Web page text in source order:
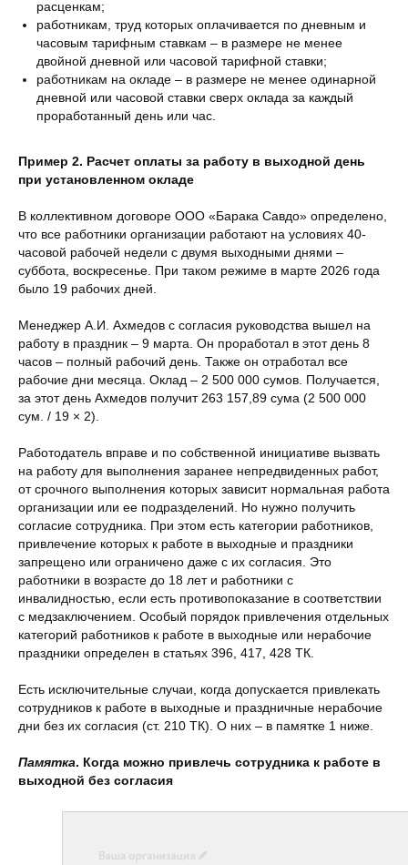
расценкам;
работникам, труд которых оплачивается по дневным и
часовым тарифным ставкам – в размере не менее
двойной дневной или часовой тарифной ставки;
работникам на окладе – в размере не менее одинарной
дневной или часовой ставки сверх оклада за каждый
проработанный день или час.
Пример 2. Расчет оплаты за работу в выходной день
при установленном окладе
В коллективном договоре ООО «Барака Савдо» определено,
что все работники организации работают на условиях 40-
часовой рабочей недели с двумя выходными днями –
суббота, воскресенье. При таком режиме в марте 2026 года
было 19 рабочих дней.
Менеджер А.И. Ахмедов с согласия руководства вышел на
работу в праздник – 9 марта. Он проработал в этот день 8
часов – полный рабочий день. Также он отработал все
рабочие дни месяца. Оклад – 2 500 000 сумов. Получается,
за этот день Ахмедов получит 263 157,89 сума (2 500 000
сум. / 19 × 2).
Работодатель вправе и по собственной инициативе вызвать
на работу для выполнения заранее непредвиденных работ,
от срочного выполнения которых зависит нормальная работа
организации или ее подразделений. Но нужно получить
согласие сотрудника. При этом есть категории работников,
привлечение которых к работе в выходные и праздники
запрещено или ограничено даже с их согласия. Это
работники в возрасте до 18 лет и работники с
инвалидностью, если есть противопоказание в соответствии
с медзаключением. Особый порядок привлечения отдельных
категорий работников к работе в выходные или нерабочие
праздники определен в статьях 396, 417, 428 ТК.
Есть исключительные случаи, когда допускается привлекать
сотрудников к работе в выходные и праздничные нерабочие
дни без их согласия (ст. 210 ТК). О них – в памятке 1 ниже.
Памятка. Когда можно привлечь сотрудника к работе в
выходной без согласия